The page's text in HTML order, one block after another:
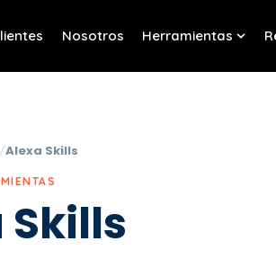
submenu for Servicios
Nosotros Herramientas
Alexa Skills
Skills